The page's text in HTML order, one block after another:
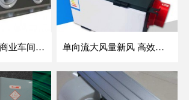
吊顶式空调机组商业车间防爆新风空调器射流冷暖机组 单向流大风量新风 高效除霾全热交换新风机空气净化